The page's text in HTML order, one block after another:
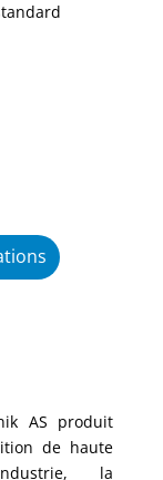
AS produit
de haute
la